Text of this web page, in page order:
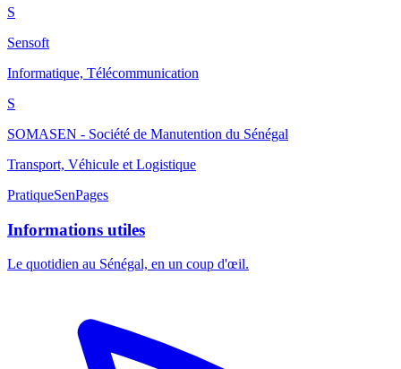
S
Sensoft
Informatique, Télécommunication
S
SOMASEN - Société de Manutention du Sénégal
Transport, Véhicule et Logistique
PratiqueSenPages
Informations utiles
Le quotidien au Sénégal, en un coup d'œil.